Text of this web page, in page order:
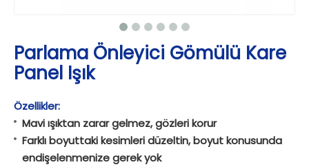
Parlama Önleyici Gömülü Kare
Panel Işık
Özellikler:
Mavi ışıktan zarar gelmez, gözleri korur
Farklı boyuttaki kesimleri düzeltin, boyut konusunda
endişelenmenize gerek yok